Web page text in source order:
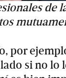
de
por
si no lo